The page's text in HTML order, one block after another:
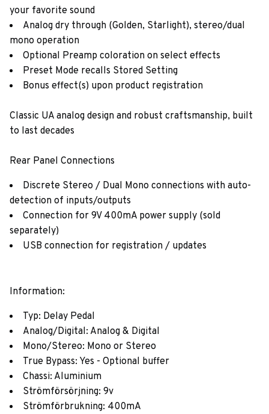
your favorite sound
Analog dry through (Golden, Starlight), stereo/dual
mono operation
Optional Preamp coloration on select effects
Preset Mode recalls Stored Setting
Bonus effect(s) upon product registration
Classic UA analog design and robust craftsmanship, built
to last decades
Rear Panel Connections
Discrete Stereo / Dual Mono connections with auto-
detection of inputs/outputs
Connection for 9V 400mA power supply (sold
separately)
USB connection for registration / updates
Information:
Typ: Delay Pedal
Analog/Digital: Analog & Digital
Mono/Stereo: Mono or Stereo
True Bypass: Yes - Optional buffer
Chassi: Aluminium
Strömförsörjning: 9v
Strömförbrukning: 400mA